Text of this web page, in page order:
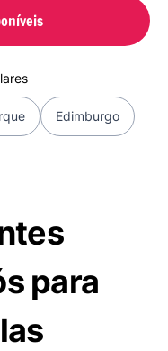
Edimburgo
para